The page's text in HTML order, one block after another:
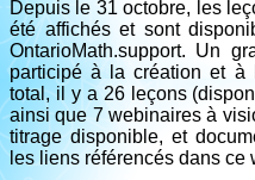
Depuis le 31 octobre, les
été affichés et sont
OntarioMath.support. Un
participé à la création et à
total, il y a 26 leçons
ainsi que 7 webinaires à
titrage disponible, et
les liens référencés dans ce